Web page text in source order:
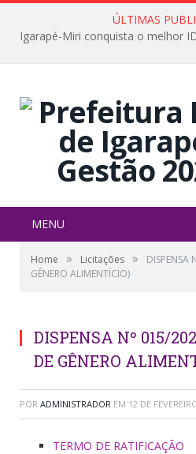
ÚLTIMAS
MENU
Home » Licitações »
DISPENSA
GÊNERO ALIMENTÍCIO)
DISPENSA Nº 015/
DE GÊNERO
POR ADMINISTRADOR EM 12 DE
TERMO DE RATIFICAÇÃO